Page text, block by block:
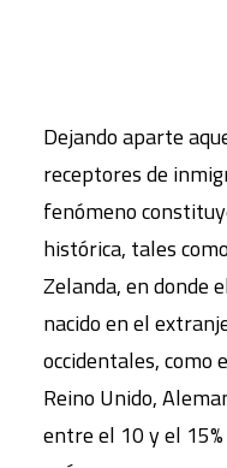
Dejando aparte
receptores de
fenómeno
histórica, tales
Zelanda, en donde
nacido en el
occidentales, como
Reino Unido,
entre el 10 y el